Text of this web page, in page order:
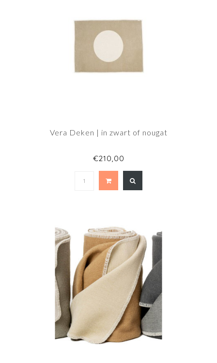
Vera Deken | in zwart of nougat
€210,00